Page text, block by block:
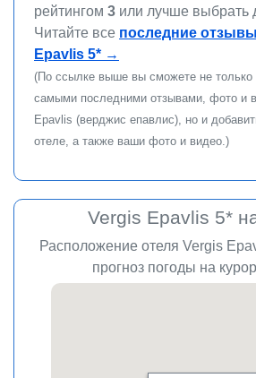
рейтингом 3 или лучше выбрать
Читайте все последние
Epavlis 5* →
(По ссылке выше вы сможете не только
самыми последними отзывами, фото и
Epavlis (верджис епавлис), но и
отеле, а также ваши фото и видео.)
Vergis Epavlis 5*
Расположение отеля Vergis
прогноз погоды на